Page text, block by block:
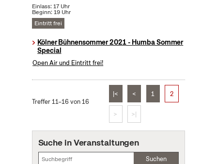
Einlass: 17 Uhr
Beginn: 19 Uhr
Eintritt frei
Kölner Bühnensommer 2021 - Humba Sommer
Special
Open Air und Eintritt frei!
Treffer 11–16 von 16
|< < 1 2
> >|
Suche in Veranstaltungen
Suchen